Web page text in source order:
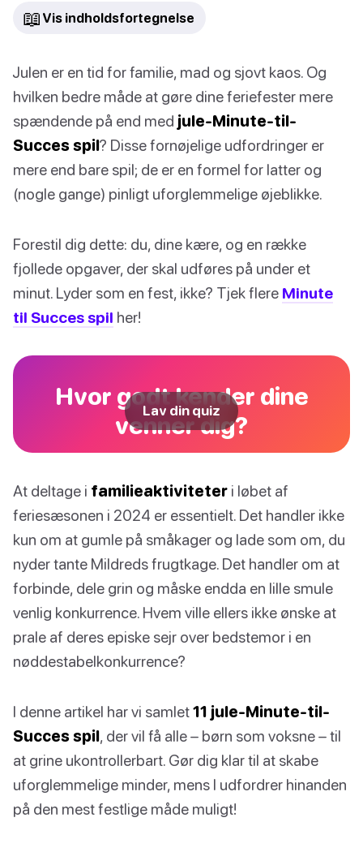
📖 Vis indholdsfortegnelse
Julen er en tid for familie, mad og sjovt kaos. Og
hvilken bedre måde at gøre dine feriefester mere
spændende på end med jule-Minute-til-
Succes spil? Disse fornøjelige udfordringer er
mere end bare spil; de er en formel for latter og
(nogle gange) pinligt uforglemmelige øjeblikke.
Forestil dig dette: du, dine kære, og en række
fjollede opgaver, der skal udføres på under et
minut. Lyder som en fest, ikke? Tjek flere Minute
til Succes spil her!
Hvor godt kender dine
venner dig?
Lav din quiz
At deltage i familieaktiviteter i løbet af
feriesæsonen i 2024 er essentielt. Det handler ikke
kun om at gumle på småkager og lade som om, du
nyder tante Mildreds frugtkage. Det handler om at
forbinde, dele grin og måske endda en lille smule
venlig konkurrence. Hvem ville ellers ikke ønske at
prale af deres episke sejr over bedstemor i en
nøddestabelkonkurrence?
I denne artikel har vi samlet11 jule-Minute-til-
Succes spil, der vil få alle – børn som voksne – til
at grine ukontrollerbart. Gør dig klar til at skabe
uforglemmelige minder, mens I udfordrer hinanden
på den mest festlige måde muligt!